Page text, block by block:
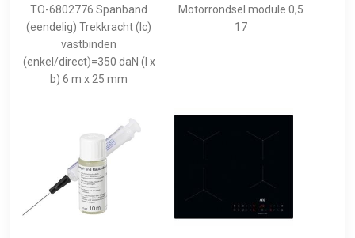
TO-6802776 Spanband
(eendelig) Trekkracht (lc)
vastbinden
(enkel/direct)=350 daN (l x
b) 6 m x 25 mm
Motorrondsel module 0,5
17